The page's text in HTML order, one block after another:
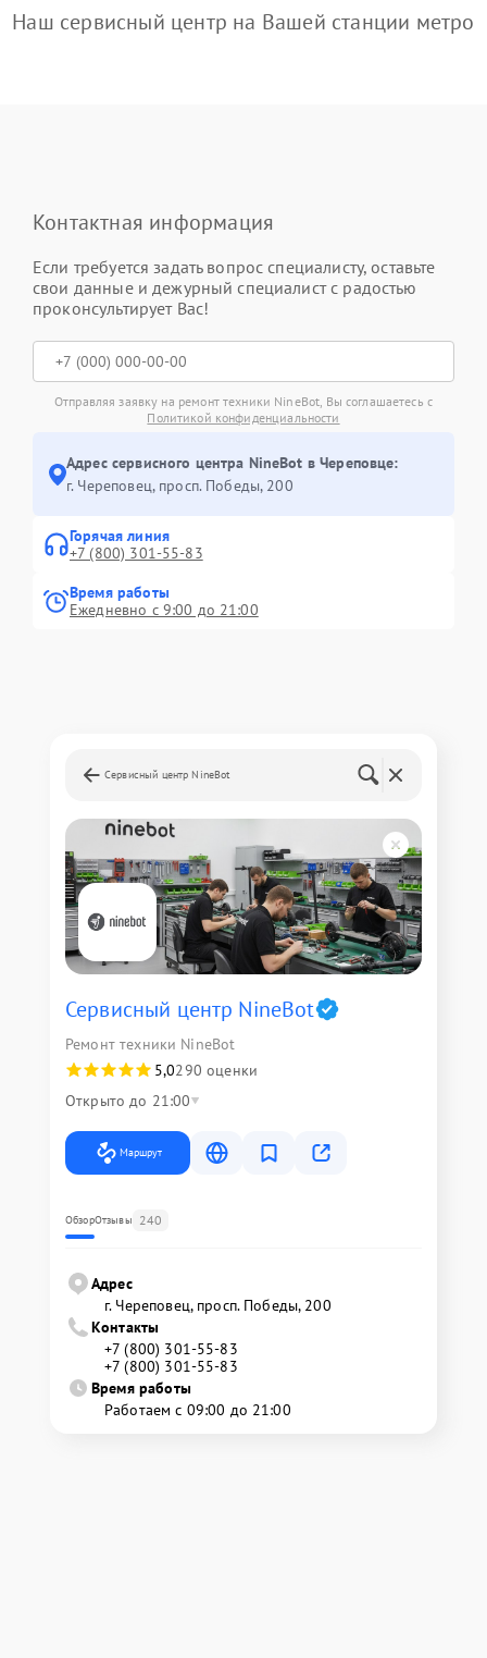
Наш сервисный центр на Вашей станции метро
Контактная информация
Если требуется задать вопрос специалисту, оставьте
свои данные и дежурный специалист с радостью
проконсультирует Вас!
Отправляя заявку на ремонт техники NineBot, Вы соглашаетесь с
Политикой конфиденциальности
Адрес сервисного центра NineBot в Череповце:
г. Череповец, просп. Победы, 200
Горячая линия
+7 (800) 301-55-83
Время работы
Ежедневно с 9:00 до 21:00
Сервисный центр NineBot
Сервисный центр NineBot
Ремонт техники NineBot
5,0290 оценки
Открыто до 21:00
Маршрут
ОбзорОтзывы 240
Адрес
г. Череповец, просп. Победы, 200
Контакты
+7 (800) 301-55-83
+7 (800) 301-55-83
Время работы
Работаем с 09:00 до 21:00